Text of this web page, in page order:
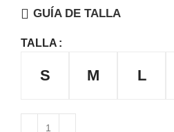
GUÍA DE TALLA
TALLA
S M L